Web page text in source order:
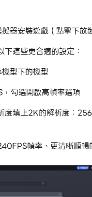
器安裝遊戲（點擊下放
這些更合適的設定：
型下的機型
勾選開啟高幀率選項
度填上2K的解析度：
幀率、更清晰順暢